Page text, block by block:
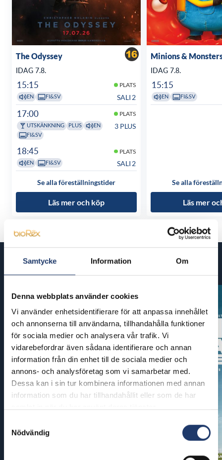
Samtycke Information Om
Denna webbplats använder cookies
Vi använder enhetsidentifierare för att anpassa innehållet
och annonserna till användarna, tillhandahålla funktioner
för sociala medier och analysera vår trafik. Vi
vidarebefordrar även sådana identifierare och annan
information från din enhet till de sociala medier och
annons- och analysföretag som vi samarbetar med.
Dessa kan i sin tur kombinera informationen med annan
information som du har tillhandahållit eller som de har
Nödvändig
The Odyssey
IDAG 7.8.
15:15 PLATS
EN FI&SV SALI 2
17:00 PLATS
UTSKÄNKNING PLUS
EN
FI&SV
3 PLUS
18:45 PLATS
EN FI&SV SALI 2
Se alla föreställningstider
Läs mer och köp
Minions &
IDAG 7.8.
15:15
EN FI&SV
Se alla
Läs mer
Kommande filmer